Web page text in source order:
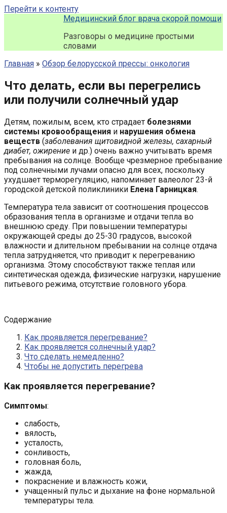
Перейти к контенту
Медицинский блог врача скорой помощи
Разговоры о медицине простыми
словами
Главная » Обзор белорусской прессы: онкология
Что делать, если вы перегрелись
или получили солнечный удар
Детям, пожилым, всем, кто страдает болезнями
системы кровообращения и нарушения обмена
веществ (заболевания щитовидной железы, сахарный
диабет, ожирение и др.) очень важно учитывать время
пребывания на солнце. Вообще чрезмерное пребывание
под солнечными лучами опасно для всех, поскольку
ухудшает терморегуляцию, напоминает валеолог 23-й
городской детской поликлиники Елена Гарницкая.
Температура тела зависит от соотношения процессов
образования тепла в организме и отдачи тепла во
внешнюю среду. При повышении температуры
окружающей среды до 25-30 градусов, высокой
влажности и длительном пребывании на солнце отдача
тепла затрудняется, что приводит к перегреванию
организма. Этому способствуют также теплая или
синтетическая одежда, физические нагрузки, нарушение
питьевого режима, отсутствие головного убора.
Содержание
Как проявляется перегревание?
Как проявляется солнечный удар?
Что сделать немедленно?
Чтобы не допустить перегрева
Как проявляется перегревание?
Симптомы:
слабость,
вялость,
усталость,
сонливость,
головная боль,
жажда,
покраснение и влажность кожи,
учащенный пульс и дыхание на фоне нормальной
температуры тела.